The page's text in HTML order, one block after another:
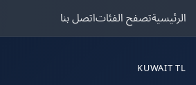
تصفح الفئاتاتصل بنا